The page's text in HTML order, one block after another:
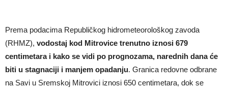
Prema podacima Republičkog hidrometeorološkog zavoda
(RHMZ), vodostaj kod Mitrovice trenutno iznosi 679
centimetara i kako se vidi po prognozama, narednih dana će
biti u stagnaciji i manjem opadanju. Granica redovne odbrane
na Savi u Sremskoj Mitrovici iznosi 650 centimetara, dok se